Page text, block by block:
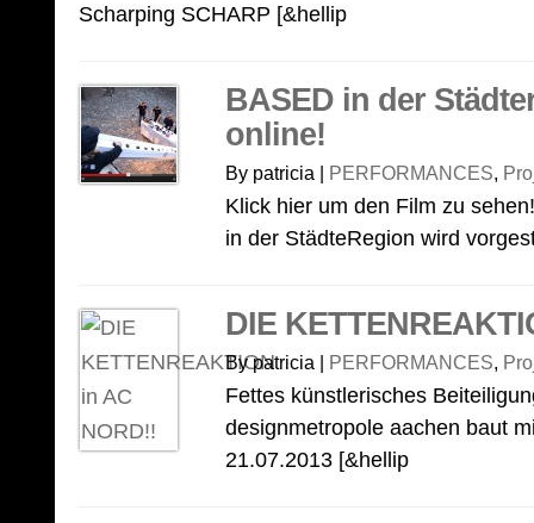
Scharping SCHARP [&hellip
BASED in der
online!
By patricia | PERFORMANCES,
Klick hier um den Film zu
in der StädteRegion wird
DIE
By patricia | PERFORMANCES,
Fettes künstlerisches
designmetropole aachen baut
21.07.2013 [&hellip